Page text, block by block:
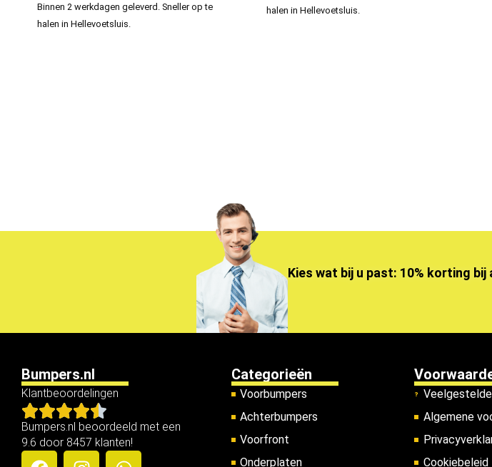
Binnen 2 werkdagen geleverd. Sneller op te
halen in Hellevoetsluis.
halen in Hellevoetsluis.
Kies wat bij u past: 10% korting
Bumpers.nl
Klantbeoordelingen
Bumpers.nl beoordeeld met een
9.6 door 8457 klanten!
Categorieën
Voorbumpers
Achterbumpers
Voorfront
Onderplaten
Algemene
Cookiebeleid